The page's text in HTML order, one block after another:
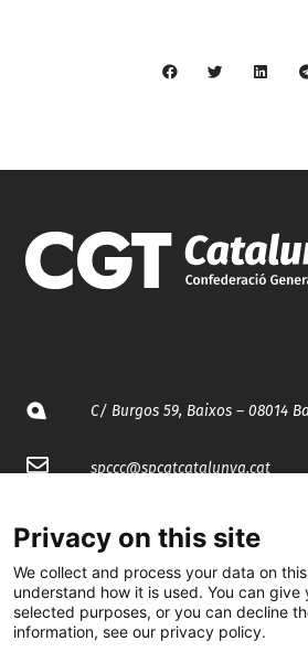
C/ Burgos 59, Baixos – 08014
spccc@spcgtcatalunya.cat
@CGTCatalunya
cgtcatalunya
Privacy on this site
We collect and process your data on
understand how it is used. You can give
selected purposes, or you can decline
information, see our privacy policy.